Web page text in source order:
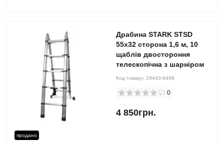
продано
Драбина STARK STSD
55х32 сторона 1,6 м, 10
щаблів двостороння
телескопічна з шарніром
Код товару: 29443-6499
0
4 850грн.